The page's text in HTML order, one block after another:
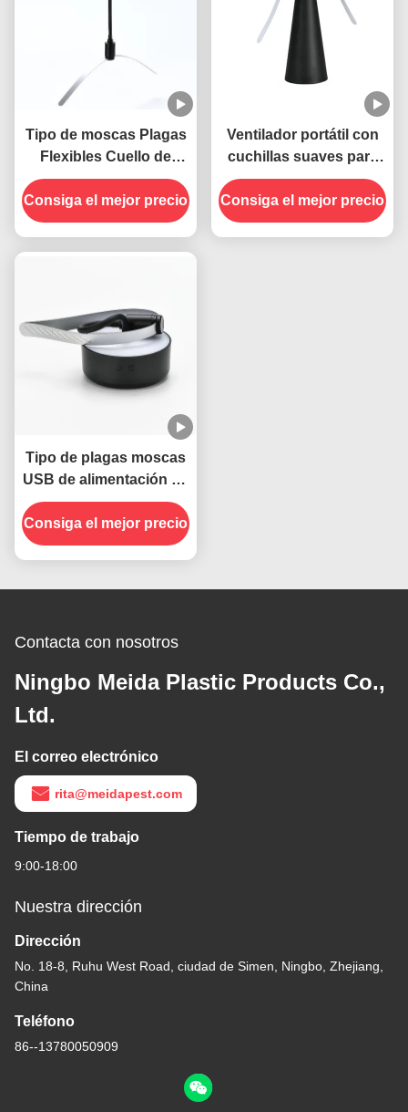
Tipo de moscas Plagas
Flexibles Cuello de
ganso USB Alimentado
Trampas para moscas
colgantes Ventilador
Consiga el mejor precio
Ventilador portátil con
cuchillas suaves para
mantener alejadas a las
moscas en interiores y
exteriores
Consiga el mejor precio
Tipo de plagas moscas
USB de alimentación de
cuello plegable
colgante insectos
repelente de ventilador
Consiga el mejor precio
Contacta con nosotros
Ningbo Meida Plastic Products Co.,
Ltd.
El correo electrónico
rita@meidapest.com
Tiempo de trabajo
9:00-18:00
Nuestra dirección
Dirección
No. 18-8, Ruhu West Road, ciudad de Simen, Ningbo, Zhejiang,
China
Teléfono
86--13780050909